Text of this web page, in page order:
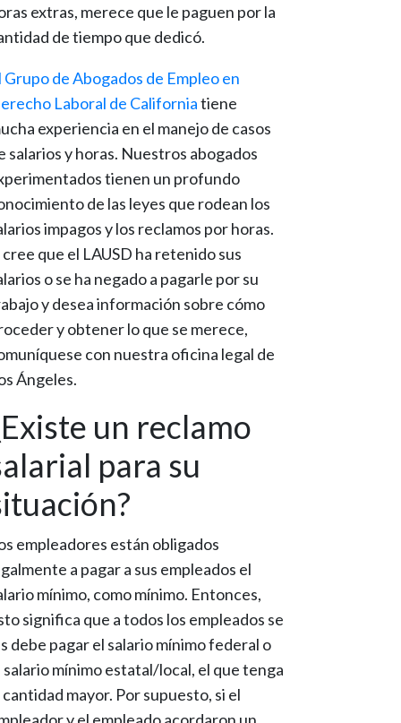
extras, merece que le paguen por la
de tiempo que dedicó.
Grupo de Abogados de Empleo en
Laboral de Californiatiene
experiencia en el manejo de casos
salarios y horas. Nuestros abogados
tienen un profundo
de las leyes que rodean los
impagos y los reclamos por horas.
cree que el LAUSD ha retenido sus
o se ha negado a pagarle por su
y desea información sobre cómo
y obtener lo que se merece,
con nuestra oficina legal de
Ángeles.
un reclamo
para su
empleadores están obligados
a pagar a sus empleados el
mínimo, como mínimo. Entonces,
significa que a todos los empleados se
debe pagar el salario mínimo federal o
salario mínimo estatal/local, el que tenga
cantidad mayor. Por supuesto, si el